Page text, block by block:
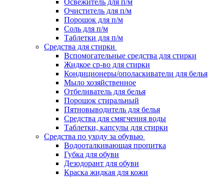
Освежитель для п/м
Очиститель для п/м
Порошок для п/м
Соль для п/м
Таблетки для п/м
Средства для стирки
Вспомогательные средства для стирки
Жидкое ср-во для стирки
Кондиционеры/ополаскиватели для белья
Мыло хозяйственное
Отбеливатель для белья
Порошок стиральный
Пятновыводитель для белья
Средства для смягчения воды
Таблетки, капсулы для стирки
Средства по уходу за обувью
Водооталкивающая пропитка
Губка для обуви
Дезодорант для обуви
Краска жидкая для кожи